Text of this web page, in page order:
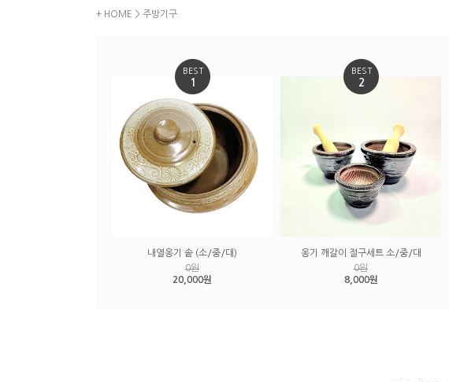
+ HOME > 주방기구
BEST
1
내열옹기 솥 (소/중/대)
0원
20,000원
BEST
2
옹기 깨갈이 절구세트 소/중/대
0원
8,000원